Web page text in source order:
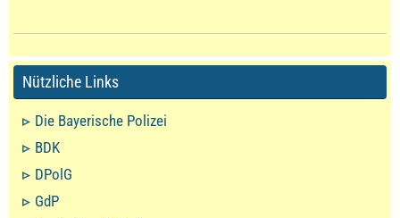
Nützliche Links
Die Bayerische Polizei
BDK
DPolG
GdP